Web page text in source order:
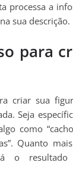
processa a
sua descrição.
para
criar sua
Seja
como
Quanto
o resultado